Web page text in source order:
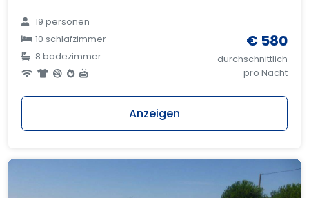
19 personen
10 schlafzimmer
8 badezimmer
€ 580
durchschnittlich
pro Nacht
Anzeigen